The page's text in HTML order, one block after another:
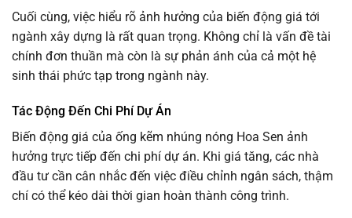
Cuối cùng, việc hiểu rõ ảnh hưởng của biến động giá tới
ngành xây dựng là rất quan trọng. Không chỉ là vấn đề tài
chính đơn thuần mà còn là sự phản ánh của cả một hệ
sinh thái phức tạp trong ngành này.
Tác Động Đến Chi Phí Dự Án
Biến động giá của ống kẽm nhúng nóng Hoa Sen ảnh
hưởng trực tiếp đến chi phí dự án. Khi giá tăng, các nhà
đầu tư cần cân nhắc đến việc điều chỉnh ngân sách, thậm
chí có thể kéo dài thời gian hoàn thành công trình.